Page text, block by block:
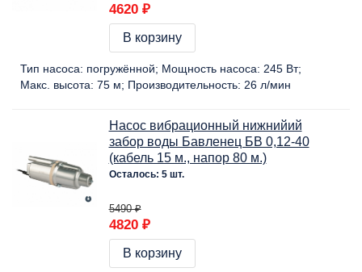
4620 ₽
В корзину
Тип насоса: погружённой Мощность насоса: 245 Вт
Макс. высота: 75 м Производительность: 26 л/мин
Насос вибрационный нижнийий
забор воды Бавленец БВ 0,12-40
(кабель 15 м., напор 80 м.)
Осталось: 5 шт.
5490 ₽
4820 ₽
В корзину